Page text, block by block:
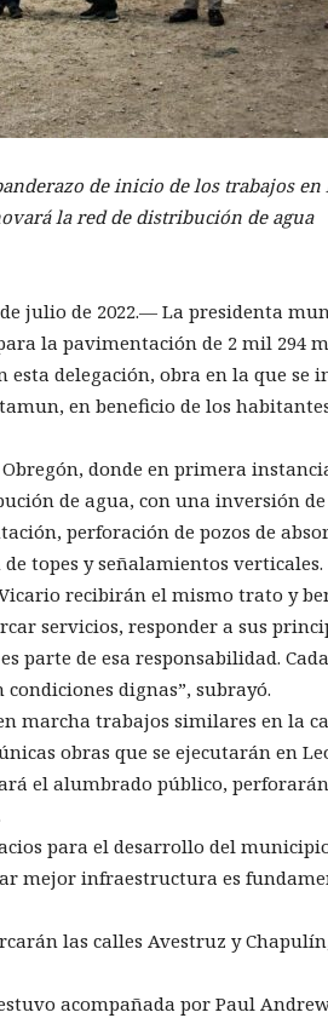
de inicio de los trabajos en
la red de distribución de agua
julio de 2022.— La presidenta
la pavimentación de 2 mil 294
esta delegación, obra en la que se
en beneficio de los
donde en primera
de agua, con una inversión
perforación de pozos de
topes y señalamientos verticales.
recibirán el mismo trato y
servicios, responder a sus
parte de esa responsabilidad.
dignas”, subrayó.
marcha trabajos similares en la
obras que se ejecutarán en
el alumbrado público,
para el desarrollo del
mejor infraestructura es
las calles Avestruz y
acompañada por Paul